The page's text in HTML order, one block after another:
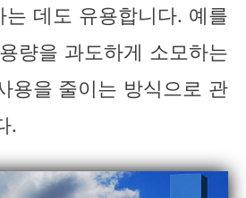
는 데도 유용합니다. 예를
량을 과도하게 소모하는
용을 줄이는 방식으로 관
.